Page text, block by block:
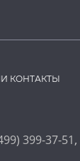
КОНТАКТЫ
399-37-51,